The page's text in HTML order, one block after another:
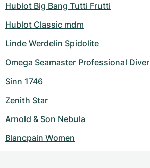
Hublot Big Bang Tutti Frutti
Hublot Classic mdm
Linde Werdelin Spidolite
Omega Seamaster Professional Diver
Sinn 1746
Zenith Star
Arnold & Son Nebula
Blancpain Women